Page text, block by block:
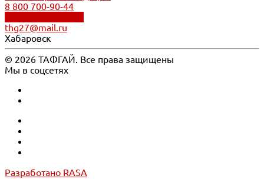
8 800 700-90-44
thg27@mail.ru
Хабаровск
© 2026 ТАФГАЙ. Все права защищены
Мы в соцсетях
Разработано RASA